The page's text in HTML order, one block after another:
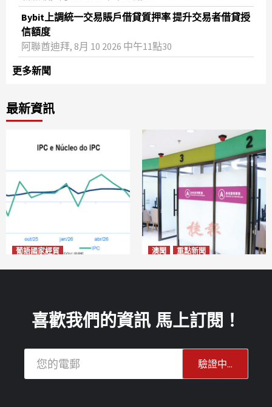
Bybit上調統一交易賬戶借貸質押率 提升交易者借貸授
信額度
阿聯酋迪拜, 8月 10 2026 中午11點30
更多新聞
最新資訊
葡語國家經貿 澳聞 重點新聞
2026-08-11
喜歡我們的資訊 馬上訂閱！